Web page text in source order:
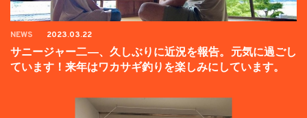
NEWS 2023.03.22
サニージャー二―、久しぶりに近況を報告。元気に過ごし
ています！来年はワカサギ釣りを楽しみにしています。